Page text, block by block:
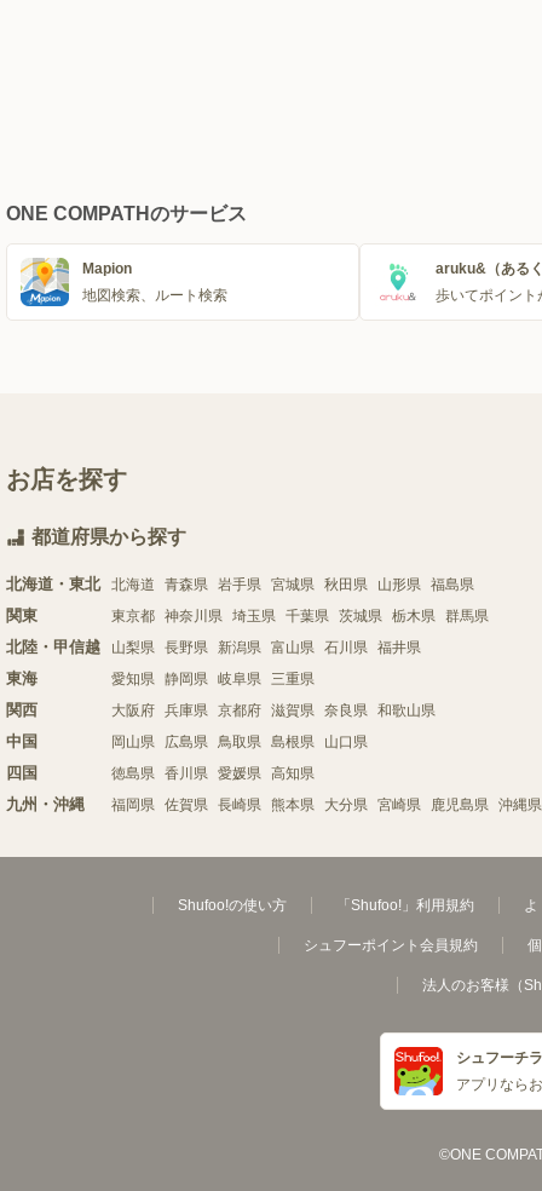
ONE COMPATHのサービス
Mapion
地図検索、ルート検索
aruku&（ある
歩いてポイント
お店を探す
都道府県から探す
北海道・東北 北海道 青森県 岩手県 宮城県 秋田県 山形県 福島県
関東 東京都 神奈川県 埼玉県 千葉県 茨城県 栃木県 群馬県
北陸・甲信越 山梨県 長野県 新潟県 富山県 石川県 福井県
東海 愛知県 静岡県 岐阜県 三重県
関西 大阪府 兵庫県 京都府 滋賀県 奈良県 和歌山県
中国 岡山県 広島県 鳥取県 島根県 山口県
四国 徳島県 香川県 愛媛県 高知県
九州・沖縄 福岡県 佐賀県 長崎県 熊本県 大分県 宮崎県 鹿児島県 沖縄県
Shufoo!の使い方 「Shufoo!」利用規約 よ
シュフーポイント会員規約
法人のお客様（
シュフーチ
アプリなら
©ONE